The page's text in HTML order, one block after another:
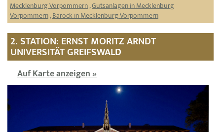
Mecklenburg Vorpommern,Gutsanlagen in Mecklenburg
Vorpommern,Barock in Mecklenburg Vorpommern
2. STATION: ERNST MORITZ ARNDT
UNIVERSITÄT GREIFSWALD
Auf Karte anzeigen »